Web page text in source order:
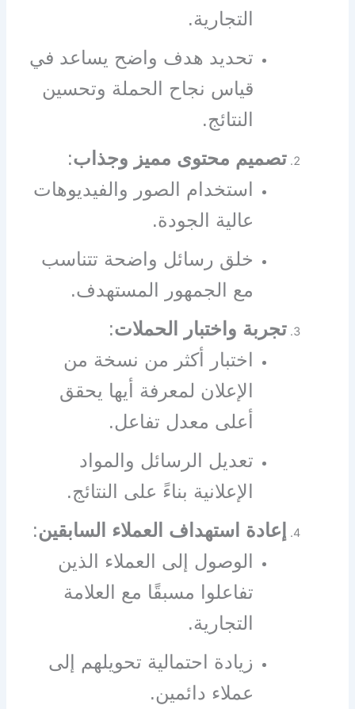
التجارية.
تحديد هدف واضح يساعد في
قياس نجاح الحملة وتحسين
النتائج.
تصميم محتوى مميز وجذاب:
استخدام الصور والفيديوهات
عالية الجودة.
خلق رسائل واضحة تتناسب
مع الجمهور المستهدف.
تجربة واختبار الحملات:
اختبار أكثر من نسخة من
الإعلان لمعرفة أيها يحقق
أعلى معدل تفاعل.
تعديل الرسائل والمواد
الإعلانية بناءً على النتائج.
إعادة استهداف العملاء السابقين:
الوصول إلى العملاء الذين
تفاعلوا مسبقًا مع العلامة
التجارية.
زيادة احتمالية تحويلهم إلى
عملاء دائمين.